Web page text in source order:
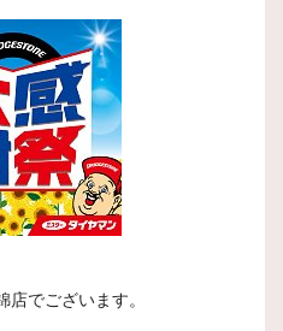
店でございます。